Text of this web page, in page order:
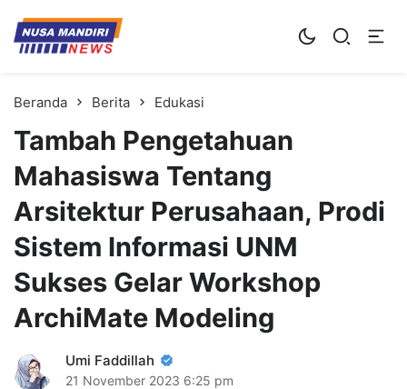
Kampus Digital Bisnis
Universitas Nusa Mandiri
Beranda Berita Edukasi
Tambah Pengetahuan
Mahasiswa Tentang
Arsitektur Perusahaan, Prodi
Sistem Informasi UNM
Sukses Gelar Workshop
ArchiMate Modeling
Umi Faddillah
21 November 2023 6:25 pm